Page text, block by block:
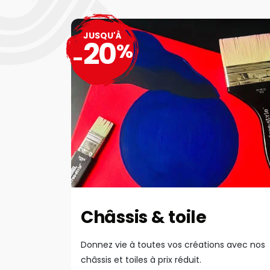
Châssis & toile
Donnez vie à toutes vos créations avec nos
châssis et toiles à prix réduit.
JUSQU'À
-20%